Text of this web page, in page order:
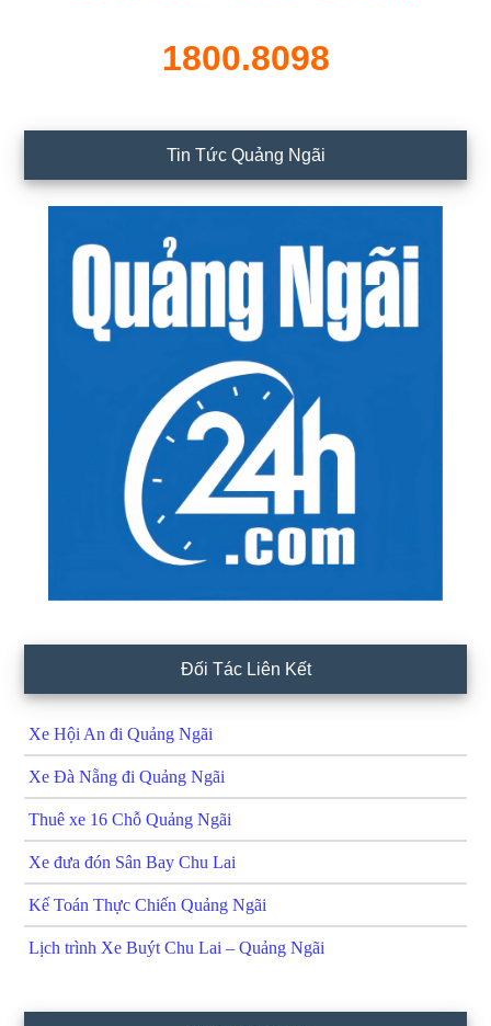
1800.8098
Tin Tức Quảng Ngãi
Đối Tác Liên Kết
Xe Hội An đi Quảng Ngãi
Xe Đà Nẵng đi Quảng Ngãi
Thuê xe 16 Chỗ Quảng Ngãi
Xe đưa đón Sân Bay Chu Lai
Kế Toán Thực Chiến Quảng Ngãi
Lịch trình Xe Buýt Chu Lai – Quảng Ngãi